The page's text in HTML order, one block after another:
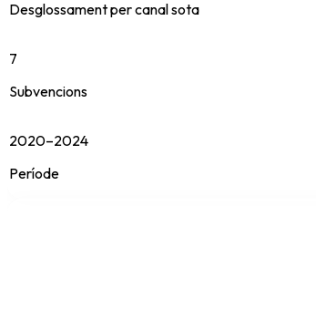
Desglossament per canal sota
7
Subvencions
2020–2024
Període